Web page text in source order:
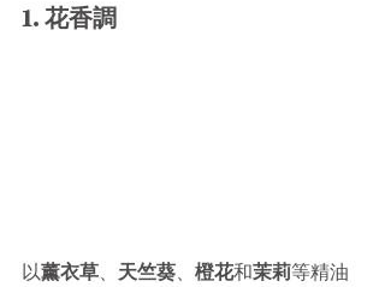
1. 花香調
以薰衣草、 天竺葵、 橙花和茉莉等精油